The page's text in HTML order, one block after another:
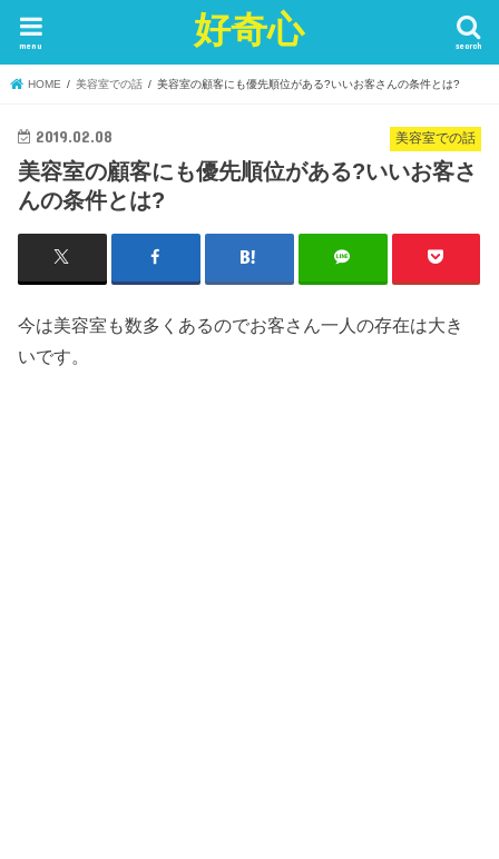
好奇心 search
menu
HOME 美容室での話 美容室の顧客にも優先順位がある?いいお客さんの条件とは?
美容室での話
2019.02.08
美容室の顧客にも優先順位がある?いいお客さ
んの条件とは?
今は美容室も数多くあるのでお客さん一人の存在は大き
いです。